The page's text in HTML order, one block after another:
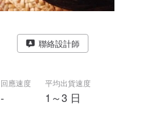
聯絡設計師
回應速度
-
平均出貨速度
1～3 日